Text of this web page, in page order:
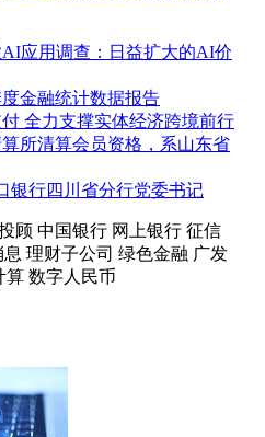
应用调查：日益扩大的AI价
金融统计数据报告
全力支撑实体经济跨境前行
所清算会员资格，系山东省
银行四川省分行党委书记
顾 中国银行 网上银行 征信
息 理财子公司 绿色金融 广发
算 数字人民币